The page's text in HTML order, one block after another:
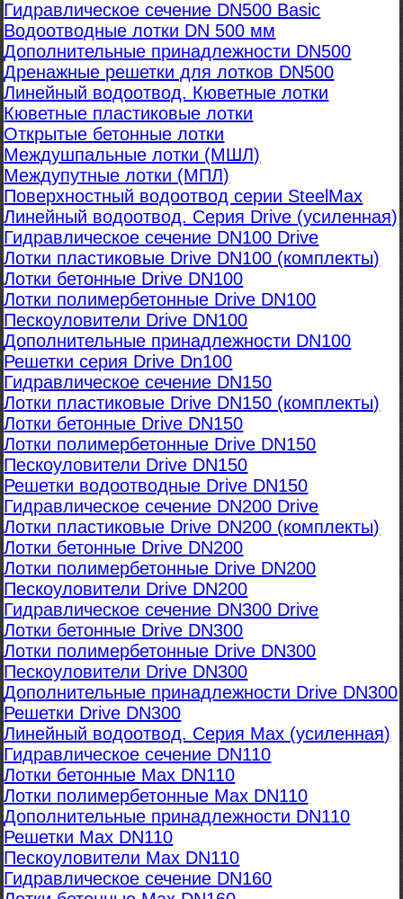
Гидравлическое сечение DN500 Basic
Водоотводные лотки DN 500 мм
Дополнительные принадлежности DN500
Дренажные решетки для лотков DN500
Линейный водоотвод. Кюветные лотки
Кюветные пластиковые лотки
Открытые бетонные лотки
Междушпальные лотки (МШЛ)
Междупутные лотки (МПЛ)
Поверхностный водоотвод серии SteelMax
Линейный водоотвод. Серия Drive (усиленная)
Гидравлическое сечение DN100 Drive
Лотки пластиковые Drive DN100 (комплекты)
Лотки бетонные Drive DN100
Лотки полимербетонные Drive DN100
Пескоуловители Drive DN100
Дополнительные принадлежности DN100
Решетки серия Drive Dn100
Гидравлическое сечение DN150
Лотки пластиковые Drive DN150 (комплекты)
Лотки бетонные Drive DN150
Лотки полимербетонные Drive DN150
Пескоуловители Drive DN150
Решетки водоотводные Drive DN150
Гидравлическое сечение DN200 Drive
Лотки пластиковые Drive DN200 (комплекты)
Лотки бетонные Drive DN200
Лотки полимербетонные Drive DN200
Пескоуловители Drive DN200
Гидравлическое сечение DN300 Drive
Лотки бетонные Drive DN300
Лотки полимербетонные Drive DN300
Пескоуловители Drive DN300
Дополнительные принадлежности Drive DN300
Решетки Drive DN300
Линейный водоотвод. Серия Max (усиленная)
Гидравлическое сечение DN110
Лотки бетонные Max DN110
Лотки полимербетонные Max DN110
Дополнительные принадлежности DN110
Решетки Max DN110
Пескоуловители Max DN110
Гидравлическое сечение DN160